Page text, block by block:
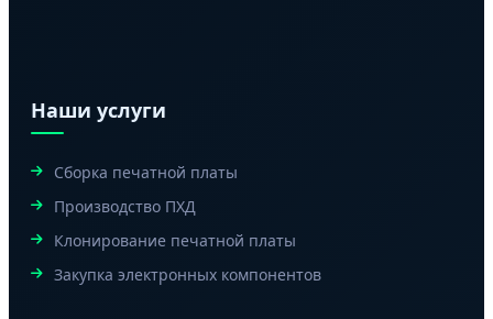
Наши услуги
Сборка печатной платы
Производство ПХД
Клонирование печатной платы
Закупка электронных компонентов